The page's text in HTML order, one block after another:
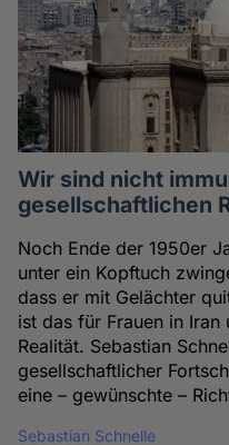
Wir sind nicht
gesellschaftlichen
Noch Ende der 1950er
unter ein Kopftuch
dass er mit Gelächter
ist das für Frauen in
Realität. Sebastian
gesellschaftlicher
eine – gewünschte –
Sebastian Schnelle